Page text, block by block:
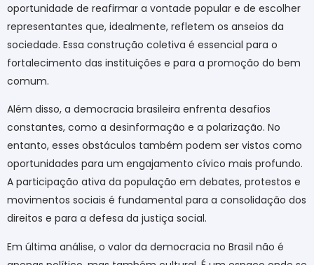
oportunidade de reafirmar a vontade popular e de escolher
representantes que, idealmente, refletem os anseios da
sociedade. Essa construção coletiva é essencial para o
fortalecimento das instituições e para a promoção do bem
comum.
Além disso, a democracia brasileira enfrenta desafios
constantes, como a desinformação e a polarização. No
entanto, esses obstáculos também podem ser vistos como
oportunidades para um engajamento cívico mais profundo.
A participação ativa da população em debates, protestos e
movimentos sociais é fundamental para a consolidação dos
direitos e para a defesa da justiça social.
Em última análise, o valor da democracia no Brasil não é